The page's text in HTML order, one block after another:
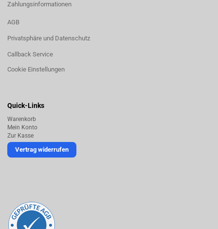
Zahlungsinformationen
AGB
Privatsphäre und Datenschutz
Callback Service
Cookie Einstellungen
Quick-Links
Warenkorb
Mein Konto
Zur Kasse
Vertrag widerrufen